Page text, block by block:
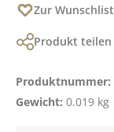
Zur
Produkt teilen
Produktnummer:
Gewicht: 0.019 kg